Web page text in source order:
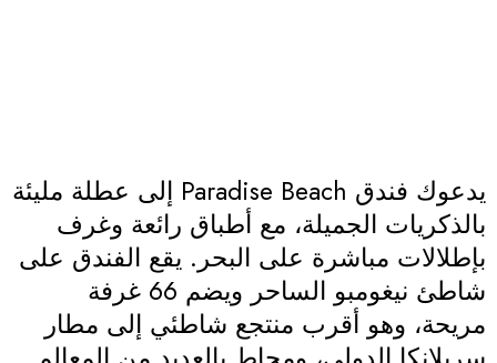
يدعوك فندق Paradise Beach إلى عطلة مليئة
بالذكريات الجميلة، مع أطباق رائعة وغرف
بإطلالات مباشرة على البحر. يقع الفندق على
شاطئ نيغومبو الساحر ويضم 66 غرفة
مريحة، وهو أقرب منتجع شاطئي إلى مطار